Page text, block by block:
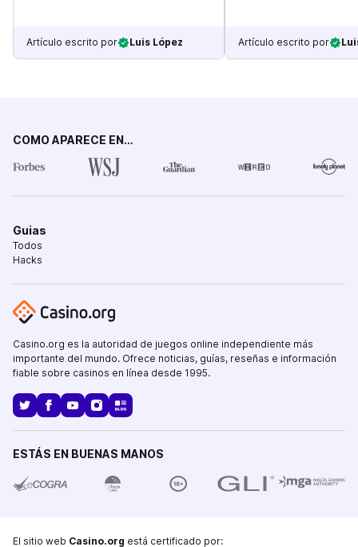
Artículo escrito por Luis López Artículo escrito por
COMO APARECE EN…
Casino.org es la autoridad de juegos online independiente más
importante del mundo. Ofrece noticias, guías, reseñas e información
fiable sobre casinos en línea desde 1995.
Guias
Todos
Hacks
ESTÁS EN BUENAS MANOS
El sitio web Casino.org está certificado por: